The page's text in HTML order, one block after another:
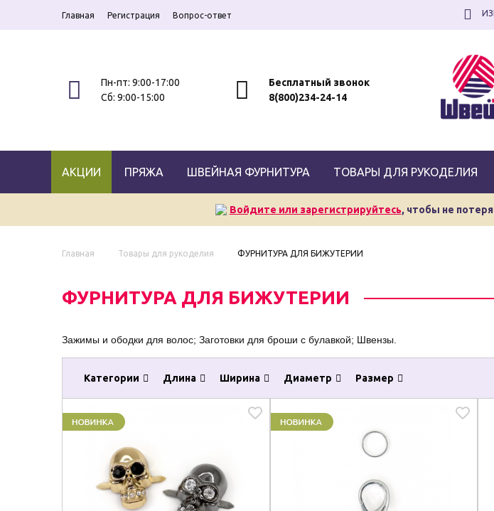
Главная Регистрация Вопрос-ответ
Пн-пт: 9:00-17:00
Сб: 9:00-15:00
Бесплатный звонок
8(800)234-24-14
АКЦИИ ПРЯЖА ШВЕЙНАЯ ФУРНИТУРА ТОВАРЫ ДЛЯ РУКОДЕЛИЯ
Войдите или зарегистрируйтесь, чтобы не
Главная Товары для рукоделия ФУРНИТУРА ДЛЯ БИЖУТЕРИИ
ФУРНИТУРА ДЛЯ БИЖУТЕРИИ
Зажимы и ободки для волос; Заготовки для броши с булавкой; Швензы.
Категории Длина Ширина Диаметр Размер